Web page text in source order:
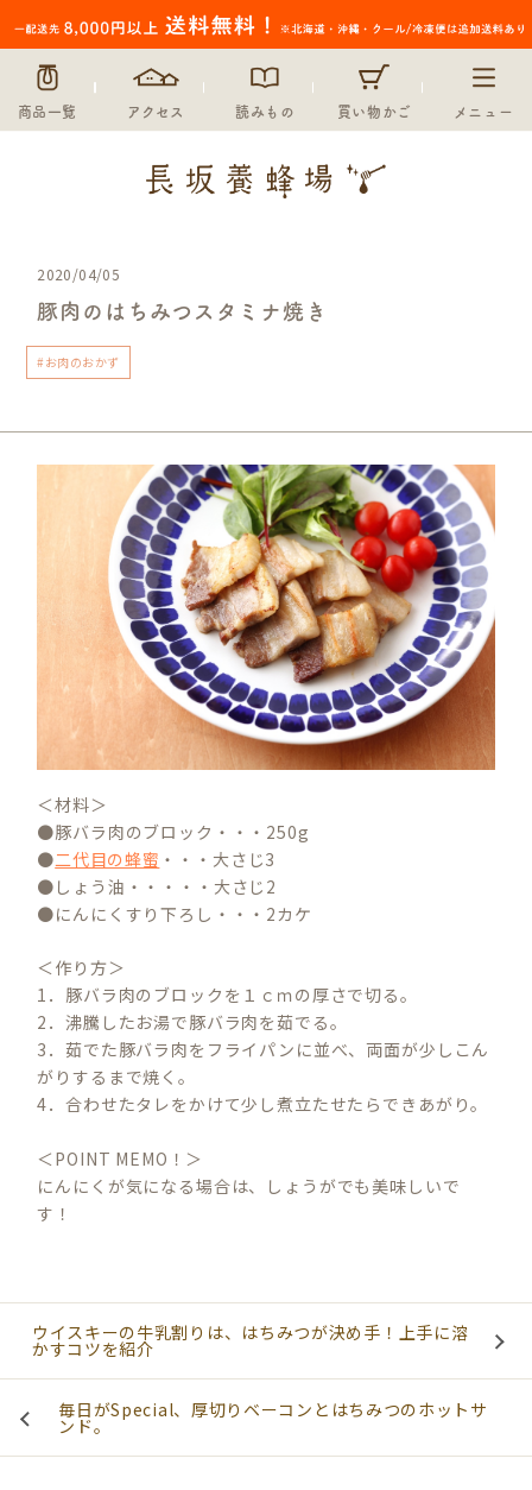
商品一覧 アクセス 読みもの 買い物かご メニュー
2020/04/05
豚肉のはちみつスタミナ焼き
#お肉のおかず
＜材料＞
●豚バラ肉のブロック・・・250g
●二代目の蜂蜜 ・・・大さじ3
●しょう油・・・・・大さじ2
●にんにくすり下ろし・・・2カケ
＜作り方＞
1．豚バラ肉のブロックを１ｃｍの厚さで切る。
2．沸騰したお湯で豚バラ肉を茹でる。
3．茹でた豚バラ肉をフライパンに並べ、両面が少しこん
がりするまで焼く。
4．合わせたタレをかけて少し煮立たせたらできあがり。
＜POINT MEMO！＞
にんにくが気になる場合は、しょうがでも美味しいで
す！
ウイスキーの牛乳割りは、はちみつが決め手！上手に溶
かすコツを紹介
毎日がSpecial、厚切りベーコンとはちみつのホットサ
ンド。